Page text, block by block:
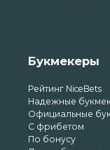
Букмекеры
Рейтинг NiceBets
Надежные
Официальные
С фрибетом
По бонусу